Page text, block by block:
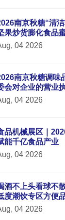
南京秋糖“清
果炒货膨化食品
04 2026
南京秋糖调味
会对企业的营业
测报告等材料进行
04 2026
品机械展区｜
能千亿食品产业
04 2026
酒不上头看球不
度潮饮专区方便
连锁便利店电商
04 2026